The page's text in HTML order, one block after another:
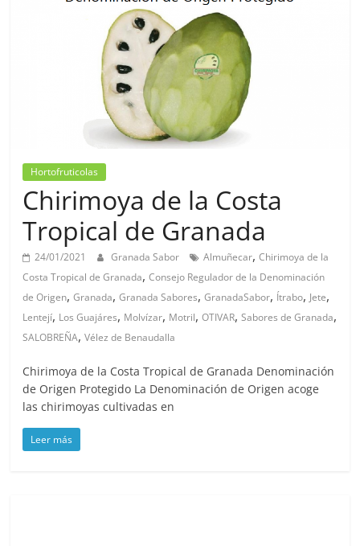
Hortofruticolas
Chirimoya de la Costa
Tropical de Granada
24/01/2021 Granada Sabor Almuñecar,Chirimoya de la
Costa Tropical de Granada,Consejo Regulador de la Denominación
de Origen,Granada,Granada Sabores,GranadaSabor, Ítrabo, Jete,
Lentejí, Los Guajáres, Molvízar, Motril,OTIVAR,Sabores de Granada,
SALOBREÑA,Vélez de Benaudalla
Chirimoya de la Costa Tropical de Granada Denominación
de Origen Protegido La Denominación de Origen acoge
las chirimoyas cultivadas en
Leer más